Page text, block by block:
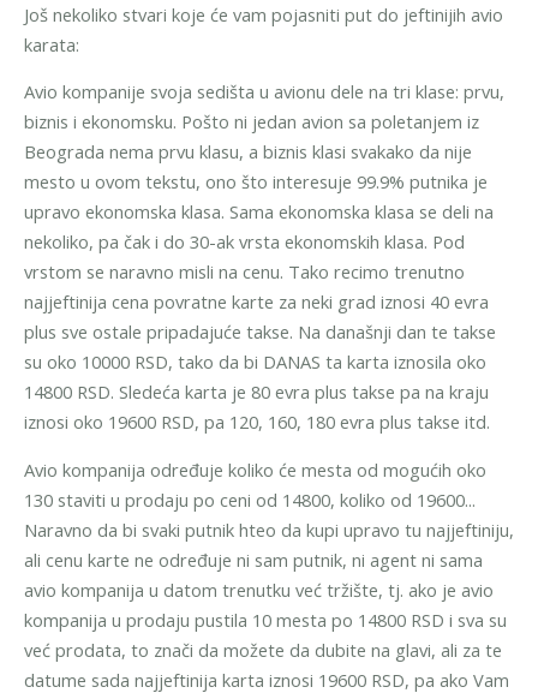
Još nekoliko stvari koje će vam pojasniti put do jeftinijih avio
karata:
Avio kompanije svoja sedišta u avionu dele na tri klase: prvu,
biznis i ekonomsku. Pošto ni jedan avion sa poletanjem iz
Beograda nema prvu klasu, a biznis klasi svakako da nije
mesto u ovom tekstu, ono što interesuje 99.9% putnika je
upravo ekonomska klasa. Sama ekonomska klasa se deli na
nekoliko, pa čak i do 30-ak vrsta ekonomskih klasa. Pod
vrstom se naravno misli na cenu. Tako recimo trenutno
najjeftinija cena povratne karte za neki grad iznosi 40 evra
plus sve ostale pripadajuće takse. Na današnji dan te takse
su oko 10000 RSD, tako da bi DANAS ta karta iznosila oko
14800 RSD. Sledeća karta je 80 evra plus takse pa na kraju
iznosi oko 19600 RSD, pa 120, 160, 180 evra plus takse itd.
Avio kompanija određuje koliko će mesta od mogućih oko
130 staviti u prodaju po ceni od 14800, koliko od 19600...
Naravno da bi svaki putnik hteo da kupi upravo tu najjeftiniju,
ali cenu karte ne određuje ni sam putnik, ni agent ni sama
avio kompanija u datom trenutku već tržište, tj. ako je avio
kompanija u prodaju pustila 10 mesta po 14800 RSD i sva su
već prodata, to znači da možete da dubite na glavi, ali za te
datume sada najjeftinija karta iznosi 19600 RSD, pa ako Vam